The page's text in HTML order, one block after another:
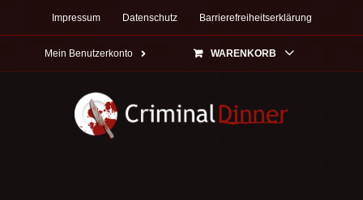
Impressum Datenschutz Barrierefreiheitserklärung
Mein Benutzerkonto WARENKORB